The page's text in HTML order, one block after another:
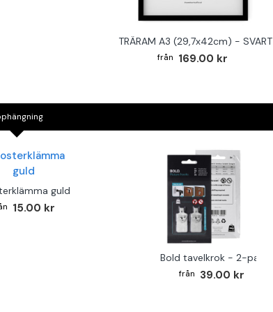
TRÄRAM A3 (29,7x42cm) - SVART
169.00 kr
guld
15.00 kr
Bold tavelkrok - 2-pack
39.00 kr